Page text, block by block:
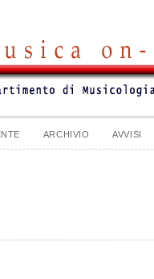
ARCHIVIO AVVISI